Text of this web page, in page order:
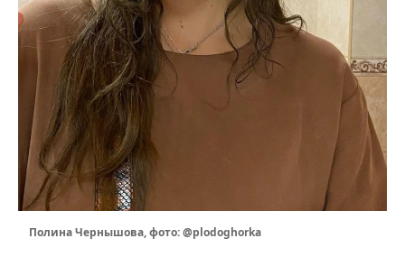
Полина Чернышова, фото: @plodoghorka